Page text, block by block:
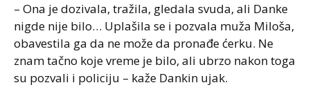
– Ona je dozivala, tražila, gledala svuda, ali Danke
nigde nije bilo… Uplašila se i pozvala muža Miloša,
obavestila ga da ne može da pronađe ćerku. Ne
znam tačno koje vreme je bilo, ali ubrzo nakon toga
su pozvali i policiju – kaže Dankin ujak.